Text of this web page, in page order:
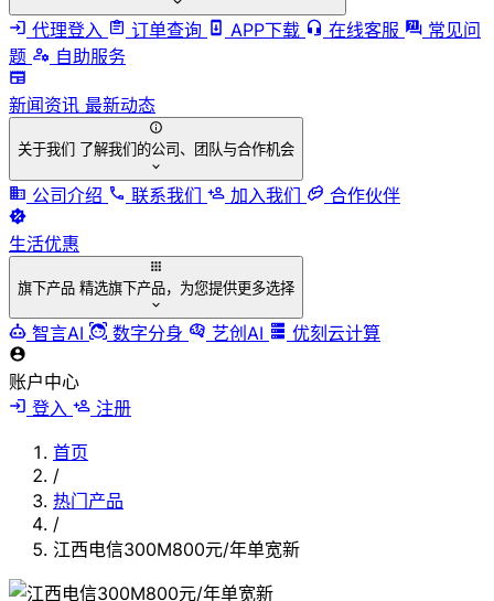
代理登入 订单查询 APP下载 在线客服
常见问
题
自助服务
新闻资讯 最新动态
关于我们 了解我们的公司、团队与合作机会
公司介绍 联系我们 加入我们 合作伙伴
生活优惠
旗下产品 精选旗下产品，为您提供更多选择
智言AI 数字分身 艺创AI 优刻云计算
账户中心
登入
注册
首页
/
热门产品
/
江西电信300M800元/年单宽新